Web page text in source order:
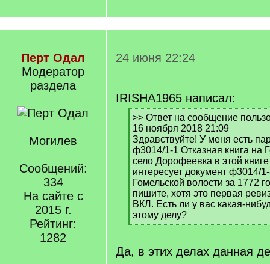
Перт Одал
Модератор
раздела
Могилев
Сообщений:
334
На сайте с
2015 г.
Рейтинг:
1282
24 июня 22:24
IRISHA1965 написал:
[
q
]
>> Ответ на сообщение
16 ноября 2018 21:09
Здравствуйте! У меня есть
ф3014/1-1 Отказная книга на
село Дорофеевка в этой
интересует документ ф3014/
Гомельской волости за 1772
пишите, хотя это первая
ВКЛ. Есть ли у вас какая-
этому делу?
[
]
Да, в этих делах данная